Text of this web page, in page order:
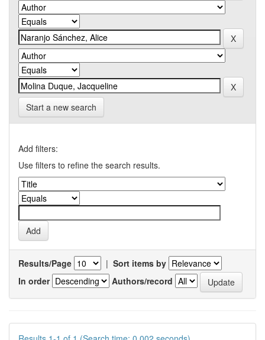
Start a new search
Add filters:
Use filters to refine the search results.
Results/Page | Sort items by
In order
Authors/record